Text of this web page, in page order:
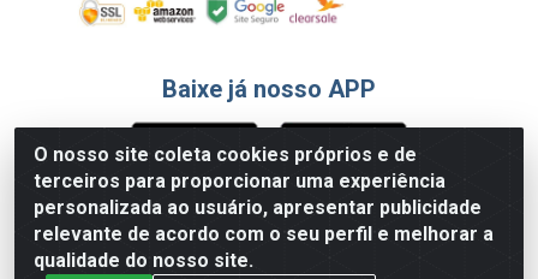
O nosso site coleta cookies próprios e de
terceiros para proporcionar uma experiência
personalizada ao usuário, apresentar publicidade
relevante de acordo com o seu perfil e melhorar a
qualidade do nosso site.
Baixe já nosso APP
Formas de Pagamento